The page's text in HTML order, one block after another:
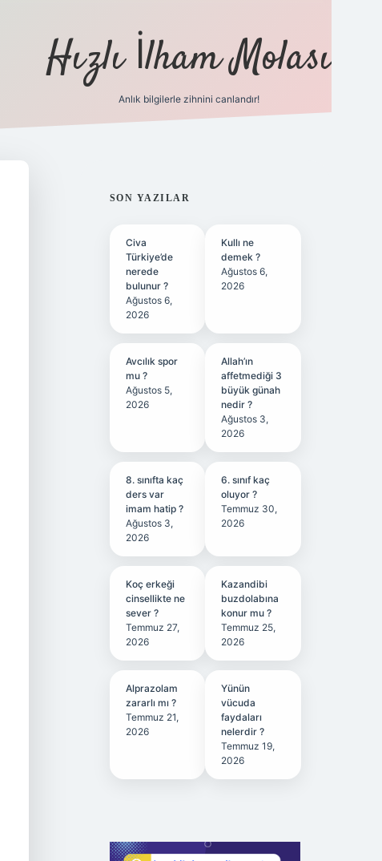
Hızlı İlham Molası
Anlık bilgilerle zihnini canlandır!
SIDEBAR
SON YAZILAR
Civa
Türkiye’de
nerede
bulunur ?
Ağustos 6,
2026
Kullı ne
demek ?
Ağustos 6,
2026
Avcılık spor
mu ?
Ağustos 5,
2026
Allah’ın
affetmediği 3
büyük günah
nedir ?
Ağustos 3,
2026
8. sınıfta kaç
ders var
imam hatip ?
Ağustos 3,
2026
6. sınıf kaç
oluyor ?
Temmuz 30,
2026
Koç erkeği
cinsellikte ne
sever ?
Temmuz 27,
2026
Kazandibi
buzdolabına
konur mu ?
Temmuz 25,
2026
Alprazolam
zararlı mı ?
Temmuz 21,
2026
Yünün
vücuda
faydaları
nelerdir ?
Temmuz 19,
2026